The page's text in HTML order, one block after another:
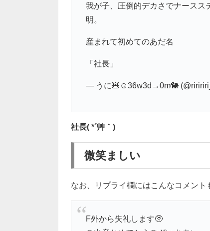
我が子、圧倒的デカさでナースス
明。
産まれて初めてのあだ名
「社長」
— うに🧸☺︎36w3d→0m🐘
社長( *´艸｀)
微笑ましい
なお、リプライ欄にはこんなコメント
F外から失礼します🥺